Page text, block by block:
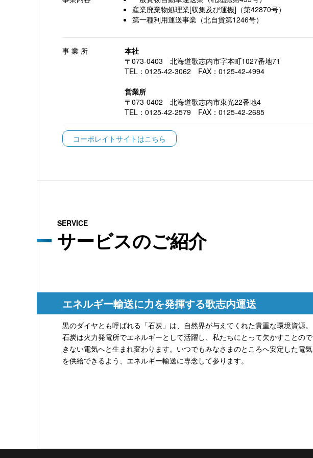
産業廃棄物処理業[収集及び運搬]（第42870号）
第一種利用運送事業（北自貨第1246号）
事 業 所
本社
〒073-0403 北海道歌志内市字本町1027番地71
TEL：0125-42-3062 FAX：0125-42-4994
営業所
〒073-0402 北海道歌志内市東光22番地4
TEL：0125-42-2579 FAX：0125-42-2685
コーポレイトサイトはこちら
SERVICE
サービスのご紹介
エネルギー輸送に力を発揮する歌志内運送
黒のダイヤとも呼ばれる「石炭」は、自然界が与えてくれた貴重な環境資源。
石炭は火力発電所でエネルギーとして活躍し、私たちにとって欠かすことので
きない電気へと生まれ変わります。いつでもみなさまのところへ安定した電気
を供給できるよう、エネルギー輸送に専念して参ります。